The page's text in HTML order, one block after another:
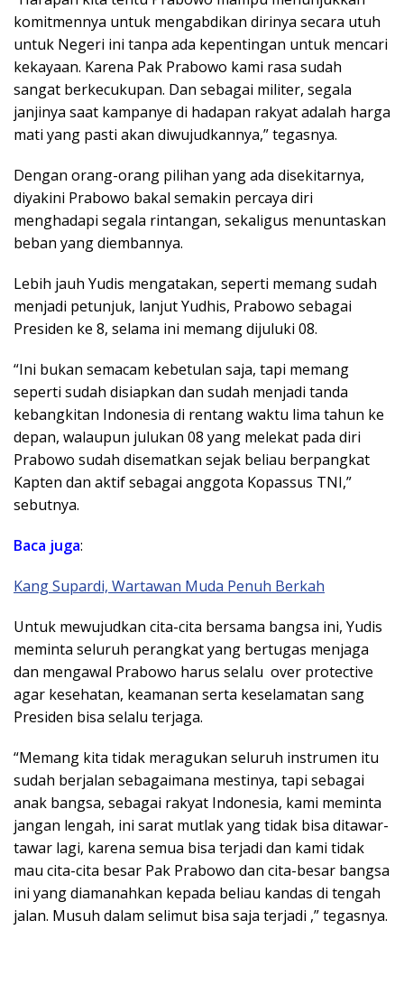
komitmennya untuk mengabdikan dirinya secara utuh
untuk Negeri ini tanpa ada kepentingan untuk mencari
kekayaan. Karena Pak Prabowo kami rasa sudah
sangat berkecukupan. Dan sebagai militer, segala
janjinya saat kampanye di hadapan rakyat adalah harga
mati yang pasti akan diwujudkannya,” tegasnya.
Dengan orang-orang pilihan yang ada disekitarnya,
diyakini Prabowo bakal semakin percaya diri
menghadapi segala rintangan, sekaligus menuntaskan
beban yang diembannya.
Lebih jauh Yudis mengatakan, seperti memang sudah
menjadi petunjuk, lanjut Yudhis, Prabowo sebagai
Presiden ke 8, selama ini memang dijuluki 08.
“Ini bukan semacam kebetulan saja, tapi memang
seperti sudah disiapkan dan sudah menjadi tanda
kebangkitan Indonesia di rentang waktu lima tahun ke
depan, walaupun julukan 08 yang melekat pada diri
Prabowo sudah disematkan sejak beliau berpangkat
Kapten dan aktif sebagai anggota Kopassus TNI,”
sebutnya.
Baca juga:
Kang Supardi, Wartawan Muda Penuh Berkah
Untuk mewujudkan cita-cita bersama bangsa ini, Yudis
meminta seluruh perangkat yang bertugas menjaga
dan mengawal Prabowo harus selalu over protective
agar kesehatan, keamanan serta keselamatan sang
Presiden bisa selalu terjaga.
“Memang kita tidak meragukan seluruh instrumen itu
sudah berjalan sebagaimana mestinya, tapi sebagai
anak bangsa, sebagai rakyat Indonesia, kami meminta
jangan lengah, ini sarat mutlak yang tidak bisa ditawar-
tawar lagi, karena semua bisa terjadi dan kami tidak
mau cita-cita besar Pak Prabowo dan cita-besar bangsa
ini yang diamanahkan kepada beliau kandas di tengah
jalan. Musuh dalam selimut bisa saja terjadi ,” tegasnya.